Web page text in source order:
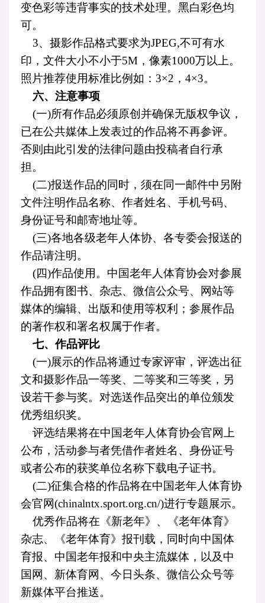
变色彩等违背事实的技术处理。黑白彩色均
可。
3、摄影作品格式要求为JPEG,不可有水
印，文件大小不小于5M ，像素1000万以上。
照片推荐使用标准比例如： 3×2 ， 4×3。
六、注意事项
(一)所有作品必须原创并确保无版权争议，
已在公共媒体上发表过的作品将不再参评。
否则由此引发的法律问题由投稿者自行承
担。
(二)报送作品的同时，须在同一邮件中另附
文件注明作品名称、作者姓名、手机号码、
身份证号和邮寄地址等。
(三)各地各级老年人体协、各专委会报送的
作品请注明。
(四)作品使用。中国老年人体育协会对参展
作品拥有图书、杂志、微信公众号、网站等
媒体的编辑、出版和使用等权利；参展作品
的著作权和署名权属于作者。
七、作品评比
(一)展示的作品将通过专家评审，评选出征
文和摄影作品一等奖、二等奖和三等奖，另
设若干参与奖。对选送作品突出的单位颁发
优秀组织奖。
评选结果将在中国老年人体育协会官网上
公布，活动参与者凭借作者姓名、身份证号
或者公布的获奖单位名称下载电子证书。
(二)征集合格的作品将在中国老年人体育协
会官网(chinalntx.sport.org.cn/)进行专题展示。
优秀作品将在《新老年》、《老年体育》
杂志、《老年体育》报刊载，同时向中国体
育报、中国老年报和中央主流媒体，以及中
国网、新体育网、今日头条、微信公众号等
新媒体平台推送。